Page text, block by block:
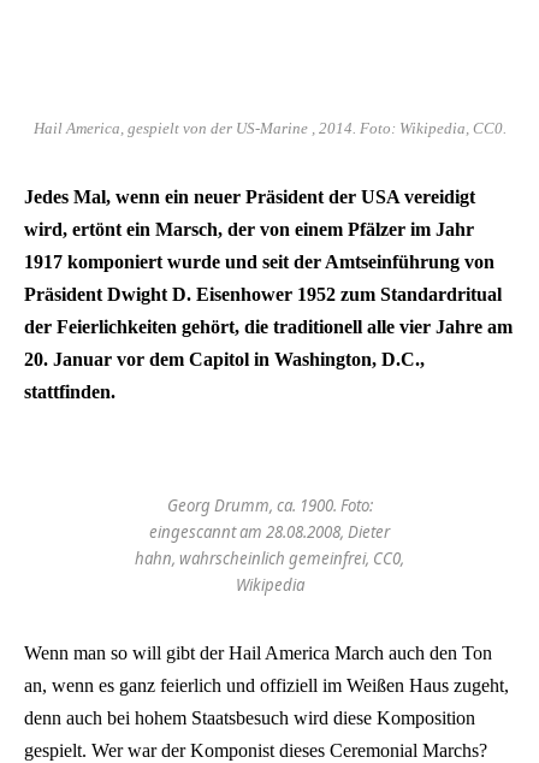
Hail America, gespielt von der US-Marine , 2014. Foto: Wikipedia, CC0.
Jedes Mal, wenn ein neuer Präsident der USA vereidigt
wird, ertönt ein Marsch, der von einem Pfälzer im Jahr
1917 komponiert wurde und seit der Amtseinführung von
Präsident Dwight D. Eisenhower 1952 zum Standardritual
der Feierlichkeiten gehört, die traditionell alle vier Jahre am
20. Januar vor dem Capitol in Washington, D.C.,
stattfinden.
Georg Drumm, ca. 1900. Foto:
eingescannt am 28.08.2008, Dieter
hahn, wahrscheinlich gemeinfrei, CC0,
Wikipedia
Wenn man so will gibt der Hail America March auch den Ton
an, wenn es ganz feierlich und offiziell im Weißen Haus zugeht,
denn auch bei hohem Staatsbesuch wird diese Komposition
gespielt. Wer war der Komponist dieses Ceremonial Marchs?